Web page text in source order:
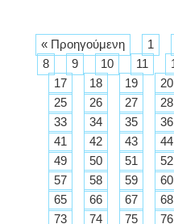
« Προηγούμενη 1
8
9 10 11
17
18 19 20
25
26 27 28
33
34 35 36
41
42 43 44
49
50 51 52
57
58 59 60
65
66 67 68
73
74 75 76